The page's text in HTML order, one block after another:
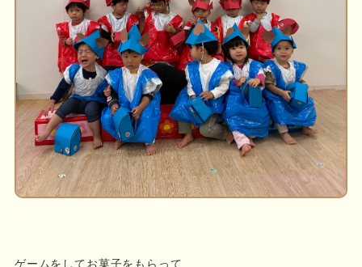
ゲームをしてお菓子をもらって